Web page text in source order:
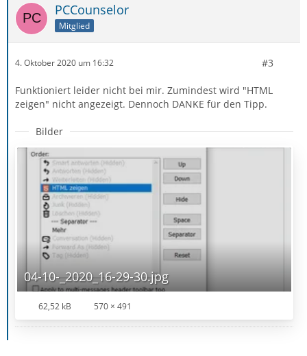
PCCounselor
Mitglied
4. Oktober 2020 um 16:32 #3
Funktioniert leider nicht bei mir. Zumindest wird "HTML
zeigen" nicht angezeigt. Dennoch DANKE für den Tipp.
Bilder
04-10-_2020_16-29-30.jpg
62,52 kB 570 × 491